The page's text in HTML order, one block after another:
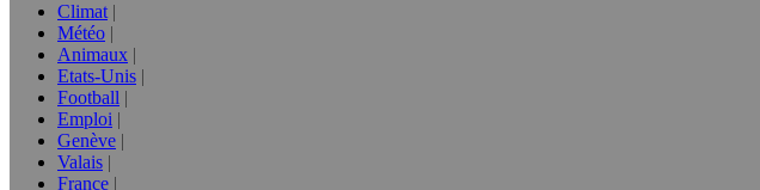
Climat
Météo
Animaux
Etats-Unis
Football
Emploi
Genève
Valais
France